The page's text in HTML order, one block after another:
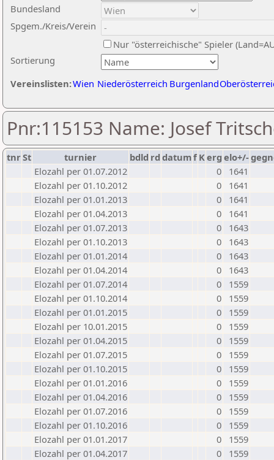
Sortierung
Bundesland
Spgem./Kreis/Verein
Nur "österreichische" Spieler
Vereinslisten:Wien Niederösterreich Burgenland
Pnr:115153 Name: Josef
tnrSt turnier bdld rd datumf Kerg elo+/-
Elozahl per 01.07.2012
0
1641
Elozahl per 01.10.2012
0
1641
Elozahl per 01.01.2013
0
1641
Elozahl per 01.04.2013
0
1641
Elozahl per 01.07.2013
0
1643
Elozahl per 01.10.2013
0
1643
Elozahl per 01.01.2014
0
1643
Elozahl per 01.04.2014
0
1643
Elozahl per 01.07.2014
0
1559
Elozahl per 01.10.2014
0
1559
Elozahl per 01.01.2015
0
1559
Elozahl per 10.01.2015
0
1559
Elozahl per 01.04.2015
0
1559
Elozahl per 01.07.2015
0
1559
Elozahl per 01.10.2015
0
1559
Elozahl per 01.01.2016
0
1559
Elozahl per 01.04.2016
0
1559
Elozahl per 01.07.2016
0
1559
Elozahl per 01.10.2016
0
1559
Elozahl per 01.01.2017
0
1559
Elozahl per 01.04.2017
0
1559